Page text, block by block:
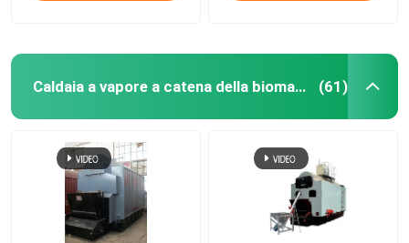
Caldaia a vapore a catena della biomassa della griglia (61)